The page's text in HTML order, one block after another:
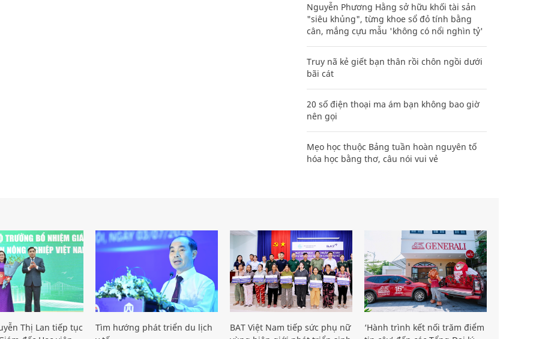
Nguyễn Phương Hằng sở hữu khối tài sản
"siêu khủng", từng khoe sổ đỏ tính bằng
cân, mắng cựu mẫu 'không có nổi nghìn tỷ'
Truy nã kẻ giết bạn thân rồi chôn ngồi dưới
bãi cát
20 số điện thoại ma ám bạn không bao giờ
nên gọi
Mẹo học thuộc Bảng tuần hoàn nguyên tố
hóa học bằng thơ, câu nói vui vẻ
Thị Lan tiếp tục
Tìm hướng phát triển du lịch
BAT Việt Nam tiếp sức phụ nữ
‘Hành trình kết nối trăm điểm